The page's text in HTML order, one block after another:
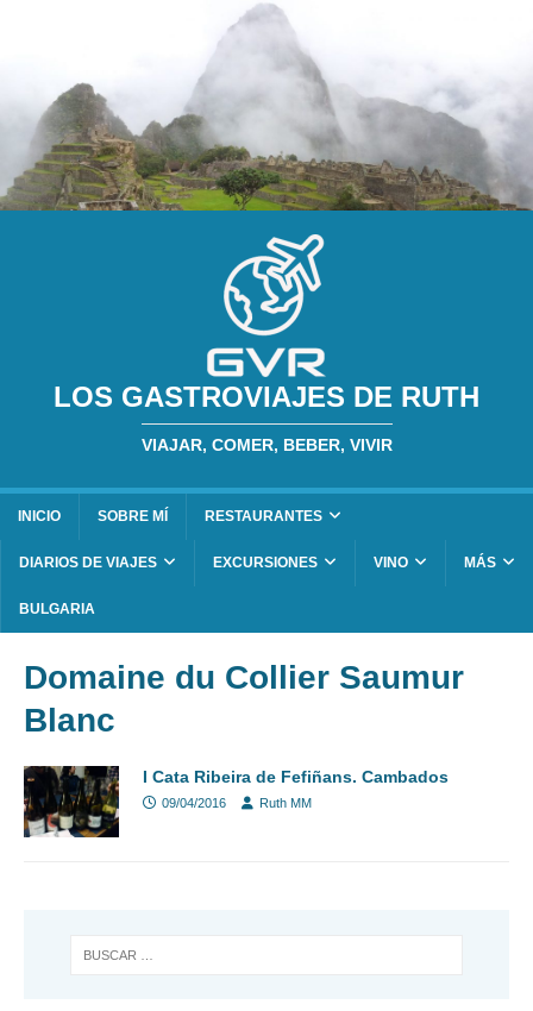
LOS GASTROVIAJES DE RUTH
VIAJAR, COMER, BEBER, VIVIR
INICIO SOBRE MÍ RESTAURANTES
DIARIOS DE VIAJES EXCURSIONES VINO MÁS
BULGARIA
Domaine du Collier Saumur
Blanc
I Cata Ribeira de Fefiñans. Cambados
09/04/2016 Ruth MM